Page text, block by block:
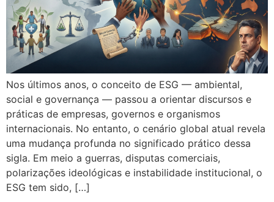
Nos últimos anos, o conceito de ESG — ambiental,
social e governança — passou a orientar discursos e
práticas de empresas, governos e organismos
internacionais. No entanto, o cenário global atual revela
uma mudança profunda no significado prático dessa
sigla. Em meio a guerras, disputas comerciais,
polarizações ideológicas e instabilidade institucional, o
ESG tem sido, […]